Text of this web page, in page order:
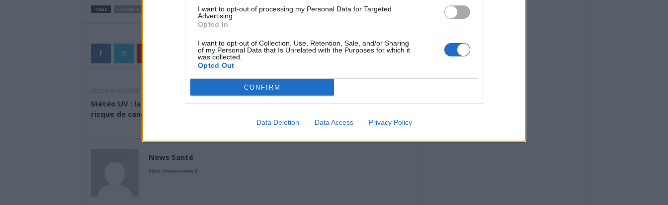
I want to opt-out of processing my Personal Data for Targeted
Advertising.
Opted In
I want to opt-out of Collection, Use, Retention, Sale, and/or Sharing
of my Personal Data that Is Unrelated with the Purposes for which it
was collected.
Opted Out
CONFIRM
Data Deletion Data Access Privacy Policy
TAGS
Météo UV : la solution pour limiter le
risque de cancers de la peau
Doit-on arrêter de porter des
News Santé
https://news-sante.fr